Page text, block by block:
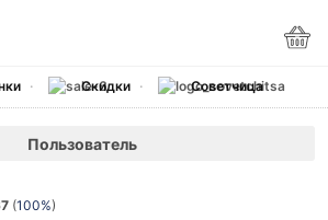
Скидки Советчица
Пользователь
(100%)